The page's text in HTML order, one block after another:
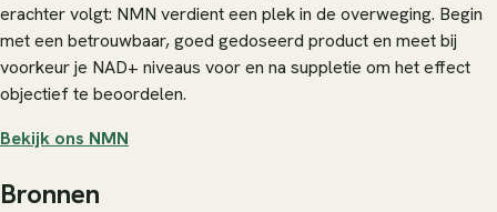
erachter volgt: NMN verdient een plek in de overweging. Begin
met een betrouwbaar, goed gedoseerd product en meet bij
voorkeur je NAD+ niveaus voor en na suppletie om het effect
objectief te beoordelen.
Bekijk ons NMN
Bronnen